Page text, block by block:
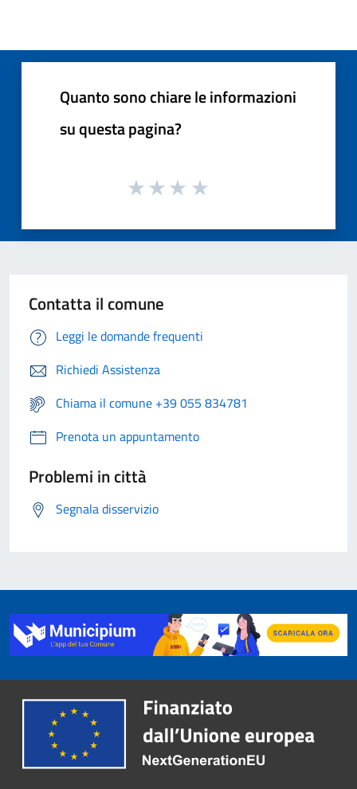
Quanto sono chiare le informazioni
su questa pagina?
Contatta il comune
Leggi le domande frequenti
Richiedi Assistenza
Chiama il comune +39 055 834781
Prenota un appuntamento
Problemi in città
Segnala disservizio